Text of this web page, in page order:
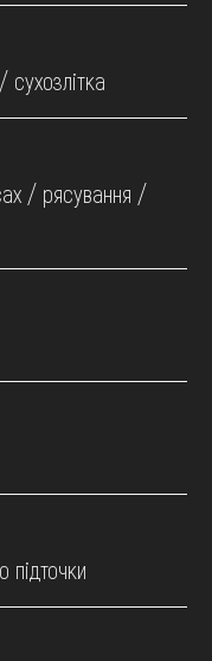
/ рясування /
підточки